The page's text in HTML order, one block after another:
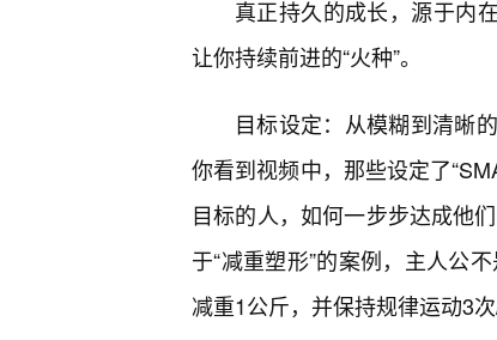
真正持久的成长，源于内
让你持续前进的“火种”。
目标设定：从模糊到清晰
你看到视频中，那些设定了
目标的人，如何一步步达成他
于“减重塑形”的案例，主人公
减重1公斤，并保持规律运动3